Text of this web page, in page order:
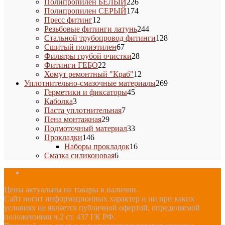
Полипропилен БЕЛЫЙ226
товаров
Полипропилен СЕРЫЙ174174
Пресс фитинг12
товаров
Резьбовые фитинги латунь244244
товара
Стальной трубопровод фитинги128128
Сшитый полиэтилен6767
товаров
Фильтры грубой очистки2828
Фитинги ГЕБО22
товара
Хомут ремонтный "Краб"12
товаров
Уплотнительно-смазочные материалы269269
Герметики и фиксаторы4545
Каболка33
товара
Паста уплотнительная77
Пена монтажная2929
товаров
Подмоточный материал3333
Прокладки146146
товаров
Наборы прокладок1616
Смазка силиконовая66
Цены актуальны на товары в наличии.
Сайт носит информационных характер и ни при каких
условиях не является публичной офертой, определяемой
положениями ч.2 ст. 437 ГК РФ.